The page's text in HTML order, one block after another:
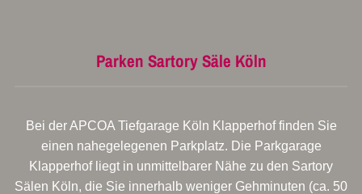
Parken Sartory Säle Köln
Bei der APCOA Tiefgarage Köln Klapperhof finden Sie
einen nahegelegenen Parkplatz. Die Parkgarage
Klapperhof liegt in unmittelbarer Nähe zu den Sartory
Sälen Köln, die Sie innerhalb weniger Gehminuten (ca. 50